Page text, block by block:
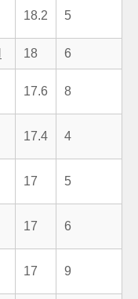
18.2 5
18 6
17.6 8
17.4 4
17 5
17 6
17 9